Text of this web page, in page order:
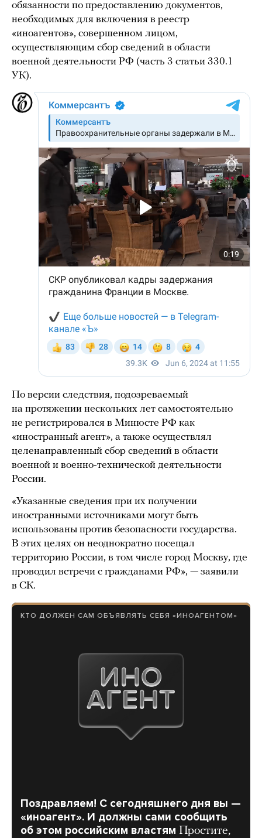
обязанности по предоставлению документов,
необходимых для включения в реестр
«иноагентов», совершенном лицом,
осуществляющим сбор сведений в области
военной деятельности РФ (часть 3 статьи 330.1
УК).
По версии следствия, подозреваемый
на протяжении нескольких лет самостоятельно
не регистрировался в Минюсте РФ как
«иностранный агент», а также осуществлял
целенаправленный сбор сведений в области
военной и военно-технической деятельности
России.
«Указанные сведения при их получении
иностранными источниками могут быть
использованы против безопасности государства.
В этих целях он неоднократно посещал
территорию России, в том числе город Москву, где
проводил встречи с гражданами РФ», — заявили
в СК.
КТО ДОЛЖЕН САМ ОБЪЯВЛЯТЬ СЕБЯ «ИНОАГЕНТОМ»
Поздравляем! С сегодняшнего дня вы —
«иноагент». И должны сами сообщить
об этом российским властям Простите,